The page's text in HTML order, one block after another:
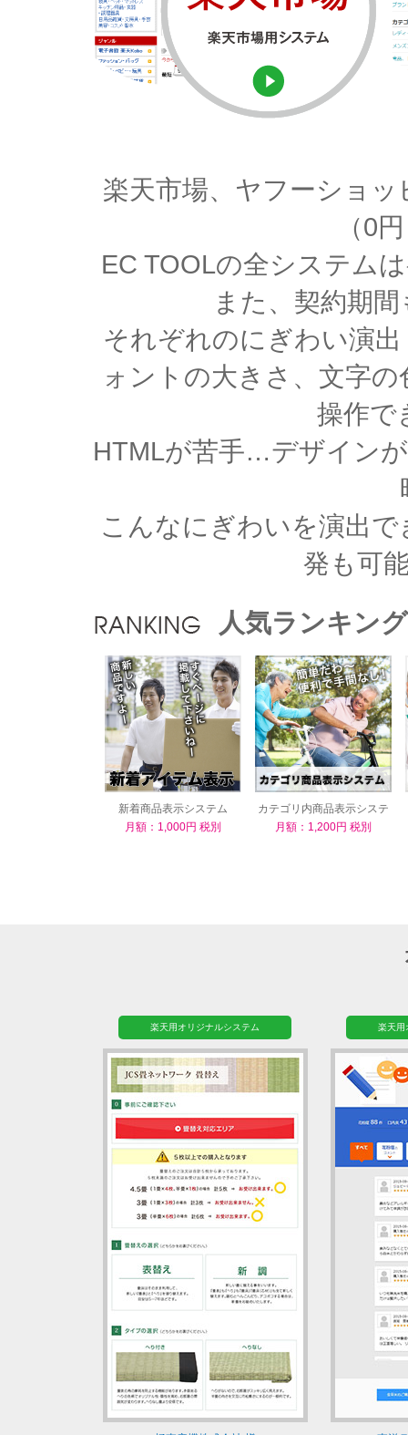
楽天市場、ヤフーショ
（0
EC TOOLの全システム
また、契約期
それぞれのにぎわい演
ォントの大きさ、文字
操作で
HTMLが苦手…デザイン
こんなにぎわいを演出
発も可
人気ランキング
新着商品表示システム
月額：1,000円 税別
カテゴリ内商品表示システ
ム
月額：1,200円 税別
楽天用オリジナルシステム 楽天用